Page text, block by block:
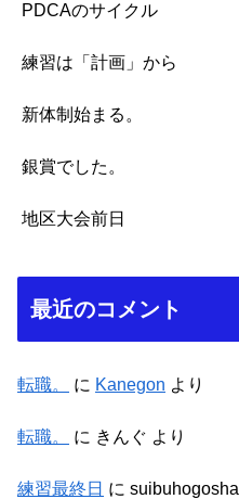
PDCAのサイクル
練習は「計画」から
新体制始まる。
銀賞でした。
地区大会前日
最近のコメント
転職。 に Kanegon より
転職。 に きんぐ より
練習最終日 に suibuhogosha